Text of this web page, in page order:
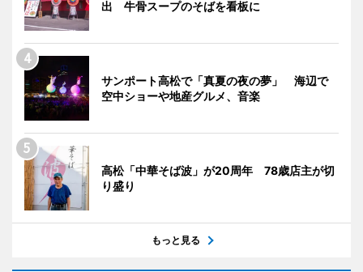
出 牛骨スープのそばを看板に
サンポート高松で「真夏の夜の夢」 海辺で
空中ショーや地産グルメ、音楽
高松「中華そば波」が20周年 78歳店主が切
り盛り
もっと見る